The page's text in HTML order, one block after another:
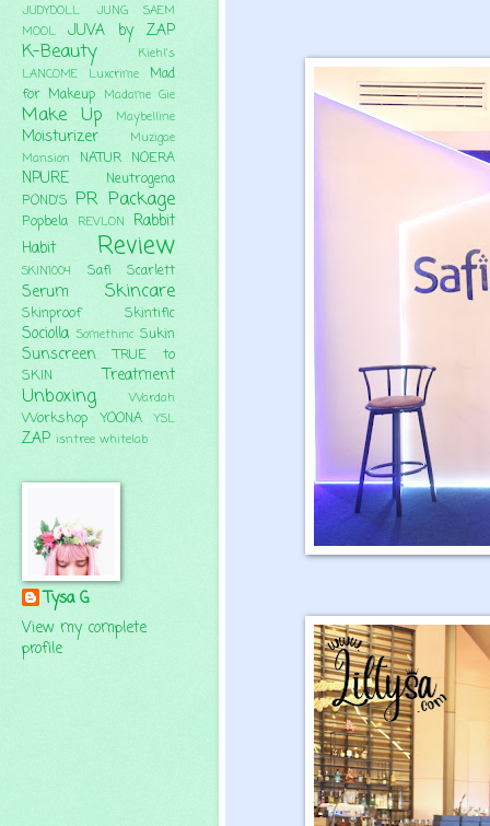
JUDYDOLL
JUNG SAEM
MOOL
JUVA by ZAP
K-Beauty
Kiehl's
LANCOME
Luxcrime
Mad
for Makeup Madame Gie
Make Up Maybelline
Moisturizer
Muzigae
Mansion NATUR NOERA
NPURE
Neutrogena
POND'S PR Package
Popbela REVLON Rabbit
Habit
Review
SKIN1004 Safi Scarlett
Serum Skincare
Skinproof Skintific
Sociolla Somethinc Sukin
Sunscreen
TRUE to
SKIN
Treatment
Unboxing Wardah
Workshop YOONA YSL
ZAP isntree whitelab
Tysa G
View my complete
profile